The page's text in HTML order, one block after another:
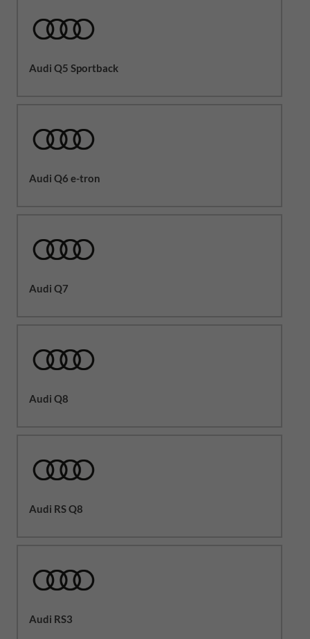
Audi Q5 Sportback
Audi Q6 e-tron
Audi Q7
Audi Q8
Audi RS Q8
Audi RS3